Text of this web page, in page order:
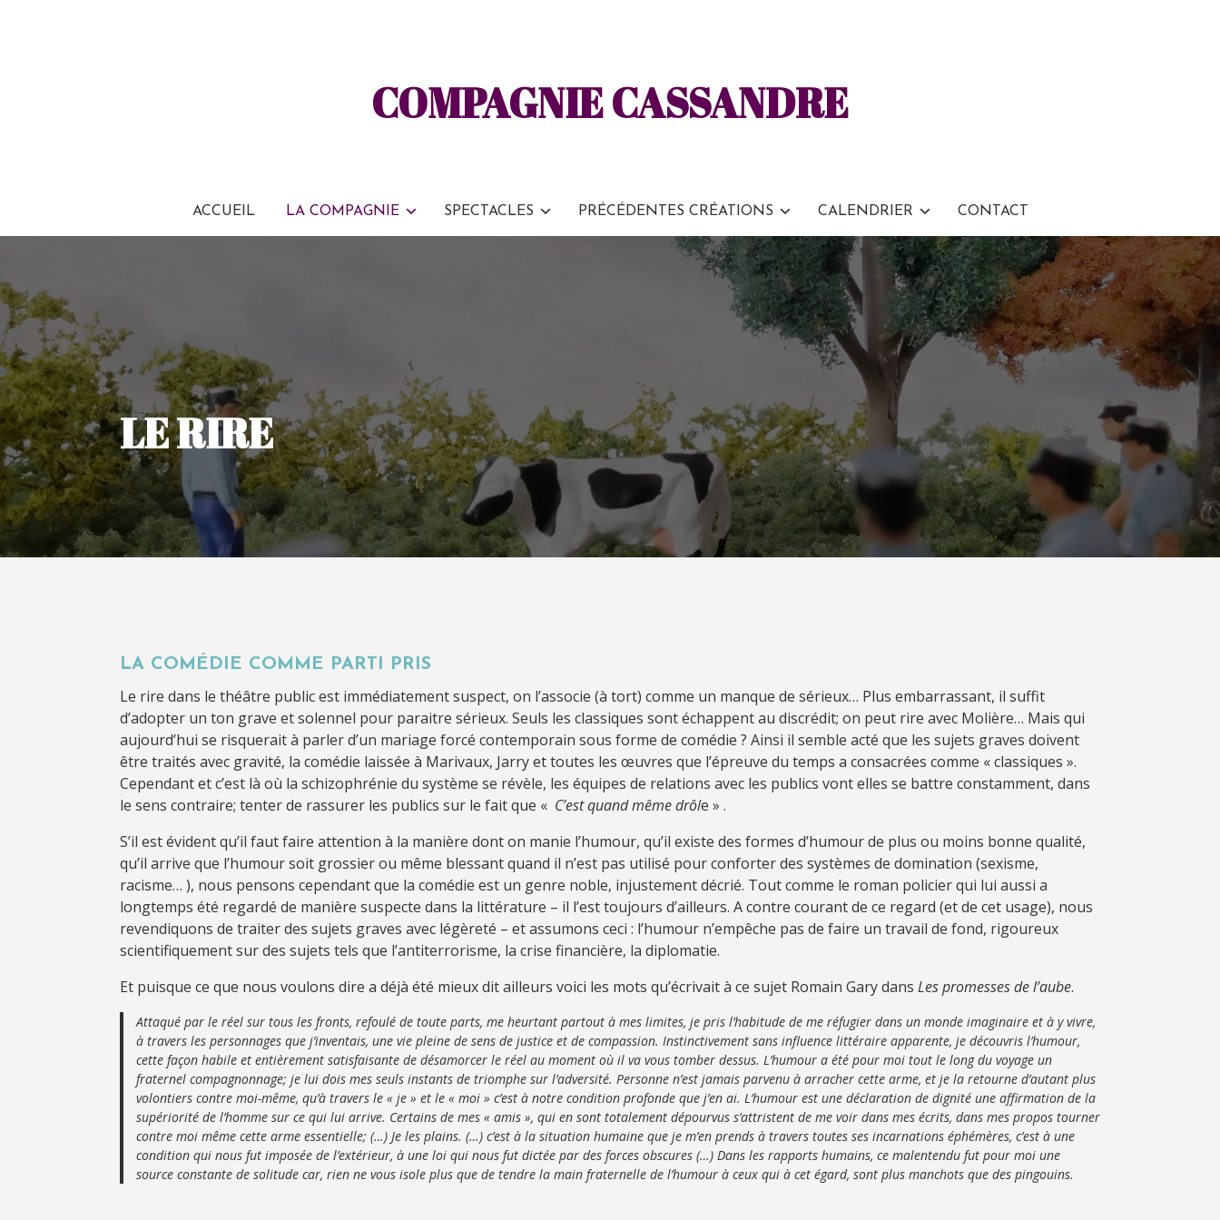
COMPAGNIE CASSANDRE
ACCUEIL LA COMPAGNIE SPECTACLES PRÉCÉDENTES CRÉATIONS CALENDRIER CONTACT
LE RIRE
LA COMÉDIE COMME PARTI PRIS
Le rire dans le théâtre public est immédiatement suspect, on l’associe (à tort) comme un manque de sérieux… Plus embarrassant, il suffit
d’adopter un ton grave et solennel pour paraitre sérieux. Seuls les classiques sont échappent au discrédit; on peut rire avec Molière… Mais qui
aujourd’hui se risquerait à parler d’un mariage forcé contemporain sous forme de comédie ? Ainsi il semble acté que les sujets graves doivent
être traités avec gravité, la comédie laissée à Marivaux, Jarry et toutes les œuvres que l’épreuve du temps a consacrées comme « classiques ».
Cependant et c’est là où la schizophrénie du système se révèle, les équipes de relations avec les publics vont elles se battre constamment, dans
le sens contraire; tenter de rassurer les publics sur le fait que « C’est quand même drôle » .
S’il est évident qu’il faut faire attention à la manière dont on manie l’humour, qu’il existe des formes d’humour de plus ou moins bonne qualité,
qu’il arrive que l’humour soit grossier ou même blessant quand il n’est pas utilisé pour conforter des systèmes de domination (sexisme,
racisme… ), nous pensons cependant que la comédie est un genre noble, injustement décrié. Tout comme le roman policier qui lui aussi a
longtemps été regardé de manière suspecte dans la littérature – il l’est toujours d’ailleurs. A contre courant de ce regard (et de cet usage), nous
revendiquons de traiter des sujets graves avec légèreté – et assumons ceci : l’humour n’empêche pas de faire un travail de fond, rigoureux
scientifiquement sur des sujets tels que l’antiterrorisme, la crise financière, la diplomatie.
Et puisque ce que nous voulons dire a déjà été mieux dit ailleurs voici les mots qu’écrivait à ce sujet Romain Gary dans Les promesses de l’aube.
Attaqué par le réel sur tous les fronts, refoulé de toute parts, me heurtant partout à mes limites, je pris l’habitude de me réfugier dans un monde imaginaire et à y vivre,
à travers les personnages que j’inventais, une vie pleine de sens de justice et de compassion. Instinctivement sans influence littéraire apparente, je découvris l’humour,
cette façon habile et entièrement satisfaisante de désamorcer le réel au moment où il va vous tomber dessus. L’humour a été pour moi tout le long du voyage un
fraternel compagnonnage; je lui dois mes seuls instants de triomphe sur l’adversité. Personne n’est jamais parvenu à arracher cette arme, et je la retourne d’autant plus
volontiers contre moi-même, qu’à travers le « je » et le « moi » c’est à notre condition profonde que j’en ai. L’humour est une déclaration de dignité une affirmation de la
supériorité de l’homme sur ce qui lui arrive. Certains de mes « amis », qui en sont totalement dépourvus s’attristent de me voir dans mes écrits, dans mes propos tourner
contre moi même cette arme essentielle; (…) Je les plains. (…) c’est à la situation humaine que je m’en prends à travers toutes ses incarnations éphémères, c’est à une
condition qui nous fut imposée de l’extérieur, à une loi qui nous fut dictée par des forces obscures (…) Dans les rapports humains, ce malentendu fut pour moi une
source constante de solitude car, rien ne vous isole plus que de tendre la main fraternelle de l’humour à ceux qui à cet égard, sont plus manchots que des pingouins.